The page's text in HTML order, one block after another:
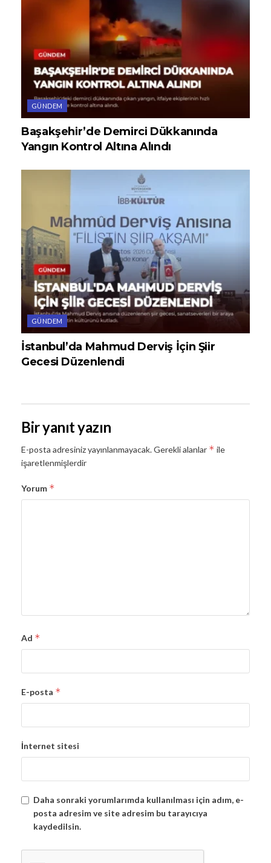
GÜNDEM
Başakşehir’de Demirci Dükkanında
Yangın Kontrol Altına Alındı
GÜNDEM
İstanbul’da Mahmud Derviş İçin Şiir
Gecesi Düzenlendi
Bir yanıt yazın
E-posta adresiniz yayınlanmayacak.Gerekli alanlar * ile
işaretlenmişlerdir
Yorum *
Ad *
E-posta *
İnternet sitesi
Daha sonraki yorumlarımda kullanılması için adım, e-
posta adresim ve site adresim bu tarayıcıya
kaydedilsin.